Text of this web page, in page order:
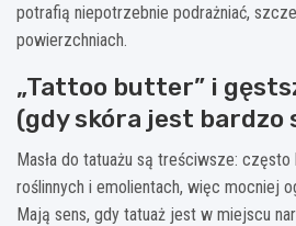
potrafią niepotrzebnie podrażniać,
powierzchniach.
„Tattoo butter” i
(gdy skóra jest bardzo
Masła do tatuażu są treściwsze: często
roślinnych i emolientach, więc mocniej
Mają sens, gdy tatuaż jest w miejscu